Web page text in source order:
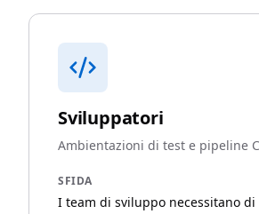
Sviluppatori
Ambientazioni di test e pipeline
SFIDA
I team di sviluppo necessitano